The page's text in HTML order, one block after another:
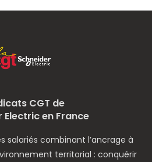
CGT de
Electric en France
salariés combinant l’ancrage à
territorial : conquérir